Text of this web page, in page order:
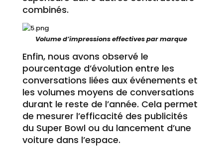
combinés.
Volume d’impressions effectives par marque
Enfin, nous avons observé le
pourcentage d’évolution entre les
conversations liées aux événements et
les volumes moyens de conversations
durant le reste de l’année. Cela permet
de mesurer l’efficacité des publicités
du Super Bowl ou du lancement d’une
voiture dans l’espace.